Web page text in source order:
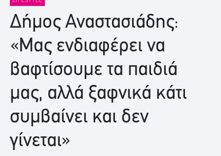
Δήμος Αναστασιάδης:
«Μας ενδιαφέρει να
βαφτίσουμε τα παιδιά
μας, αλλά ξαφνικά κάτι
συμβαίνει και δεν
γίνεται»